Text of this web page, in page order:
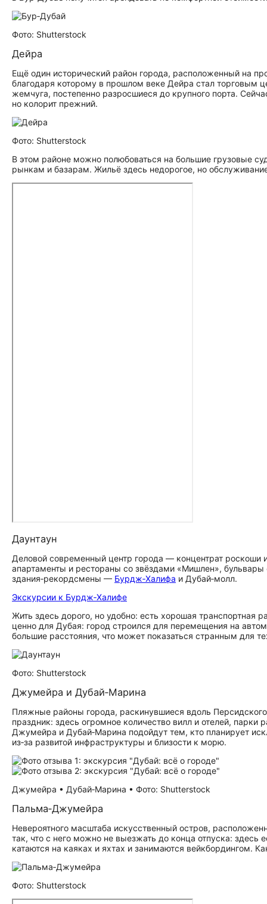
Фото: Shutterstock
Дейра
Ещё один исторический район города, расположенный на
благодаря которому в прошлом веке Дейра стал торговым
жемчуга, постепенно разросшиеся до крупного порта.
но колорит прежний.
Фото: Shutterstock
В этом районе можно полюбоваться на большие грузовые
рынкам и базарам. Жильё здесь недорогое, но
Даунтаун
Деловой современный центр города — концентрат роскоши
апартаменты и рестораны со звёздами «Мишлен»,
здания‑рекордсмены — Бурдж‑Халифа и Дубай‑молл.
Экскурсии к Бурдж‑Халифе
Жить здесь дорого, но удобно: есть хорошая транспортная
ценно для Дубая: город строился для перемещения на
большие расстояния, что может показаться странным для
Фото: Shutterstock
Джумейра и Дубай‑Марина
Пляжные районы города, раскинувшиеся вдоль
праздник: здесь огромное количество вилл и отелей,
Джумейра и Дубай‑Марина подойдут тем, кто планирует
из‑за развитой инфраструктуры и близости к морю.
Джумейра • Дубай‑Марина • Фото: Shutterstock
Пальма‑Джумейра
Невероятного масштаба искусственный остров,
так, что с него можно не выезжать до конца отпуска:
катаются на каяках и яхтах и занимаются вейкбордингом.
Фото: Shutterstock